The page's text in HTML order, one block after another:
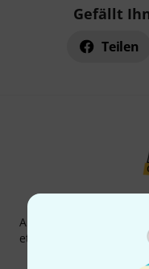
Gefällt
Teilen
Abonniere den
etwas Glück einen von
Inspirierende